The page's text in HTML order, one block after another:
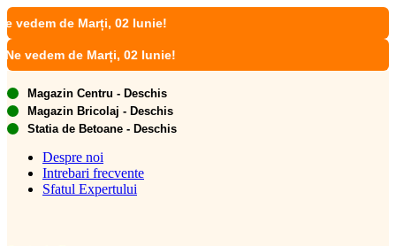
de Marți, 02 Iunie!
Magazin Centru - Deschis
Magazin Bricolaj - Deschis
Statia de Betoane - Deschis
Despre noi
Intrebari frecvente
Sfatul Expertului